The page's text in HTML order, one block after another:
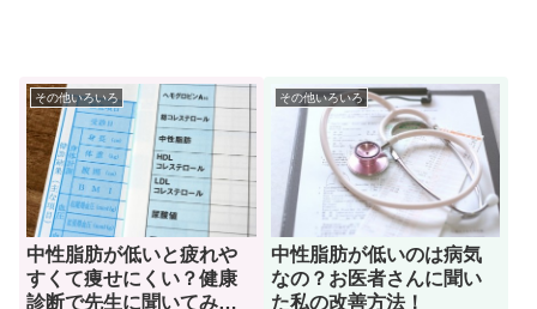
その他いろいろ
中性脂肪が低いと疲れや
すくて痩せにくい？健康
診断で先生に聞いてみ
その他いろいろ
中性脂肪が低いのは病気
なの？お医者さんに聞い
た私の改善方法！